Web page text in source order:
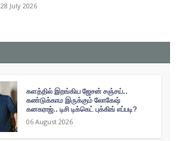
28 July 2026
களத்தில் இறங்கிய ஜேசன் சஞ்சய்..
கண்டுக்காம இருக்கும் லோகேஷ்
கனகராஜ்.. டிசி டிக்கெட் புக்கிங் எப்படி?
06 August 2026